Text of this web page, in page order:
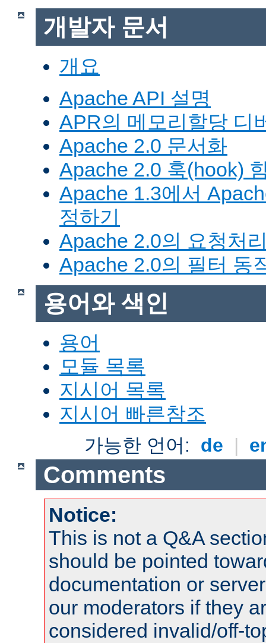
개발자 문서
개요
Apache API 설명
APR의 메모리할당 디
Apache 2.0 문서화
Apache 2.0 훅(hook)
Apache 1.3에서
정하기
Apache 2.0의 요청처
Apache 2.0의 필터 동
용어와 색인
용어
모듈 목록
지시어 목록
지시어 빠른참조
가능한 언어: de |
Comments
Notice:
This is not a Q&A
should be pointed
documentation or
our moderators if they
considered invalid/off-